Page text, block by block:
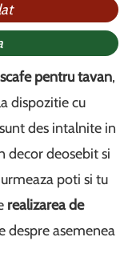
pentru tavan,
dispozitie cu
des intalnite in
decor deosebit si
poti si tu
realizarea de
despre asemenea